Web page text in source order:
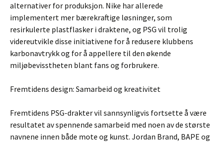
alternativer for produksjon. Nike har allerede
implementert mer bærekraftige løsninger, som
resirkulerte plastflasker i draktene, og PSG vil trolig
videreutvikle disse initiativene for å redusere klubbens
karbonavtrykk og for å appellere til den økende
miljøbevisstheten blant fans og forbrukere.
Fremtidens design: Samarbeid og kreativitet
Fremtidens PSG-drakter vil sannsynligvis fortsette å være
resultatet av spennende samarbeid med noen av de største
navnene innen både mote og kunst. Jordan Brand, BAPE og